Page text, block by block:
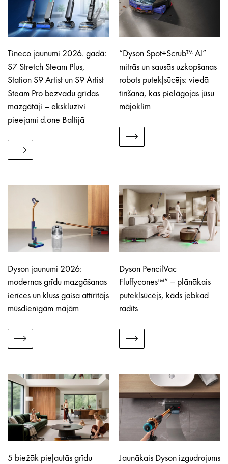
Tineco jaunumi 2026. gadā:
S7 Stretch Steam Plus,
Station S9 Artist un S9 Artist
Steam Pro bezvadu grīdas
mazgātāji – ekskluzīvi
pieejami d.one Baltijā
“Dyson Spot+Scrub™ AI”
mitrās un sausās uzkopšanas
robots putekļsūcējs: viedā
tīrīšana, kas pielāgojas jūsu
mājoklim
Dyson jaunumi 2026:
modernas grīdu mazgāšanas
ierīces un kluss gaisa attīrītājs
mūsdienīgām mājām
Dyson PencilVac
Fluffycones™” – plānākais
putekļsūcējs, kāds jebkad
radīts
5 biežāk pieļautās grīdu
Jaunākais Dyson izgudrojums